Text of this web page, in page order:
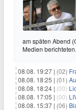
am späten Abend
Medien
08.08. 19:27 | (02)
08.08. 18:25 | (01)
08.08. 18:24 | (00)
08.08. 17:05 | (00) LIV
08.08. 15:37 | (06)